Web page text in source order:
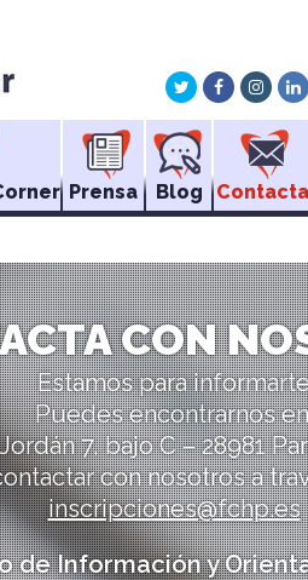
TwitterFacebook
Prensa Blog
CON
Estamos para
Puedes encontrarnos
7, bajo C – 28981
con nosotros a
inscripciones@fchp.es
de Información y